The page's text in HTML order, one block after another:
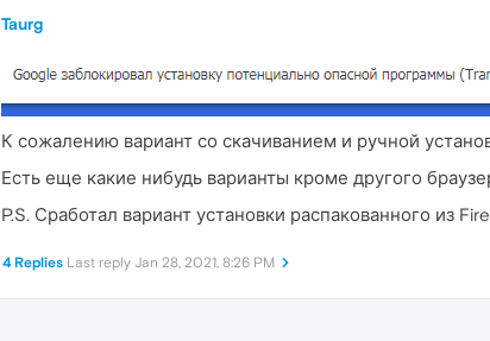
Taurg
К сожалению вариант со скачиванием и ручной
Есть еще какие нибудь варианты кроме другого
P.S. Сработал вариант установки распакованного из
4 Replies Last reply Jan 28, 2021, 8:26 PM